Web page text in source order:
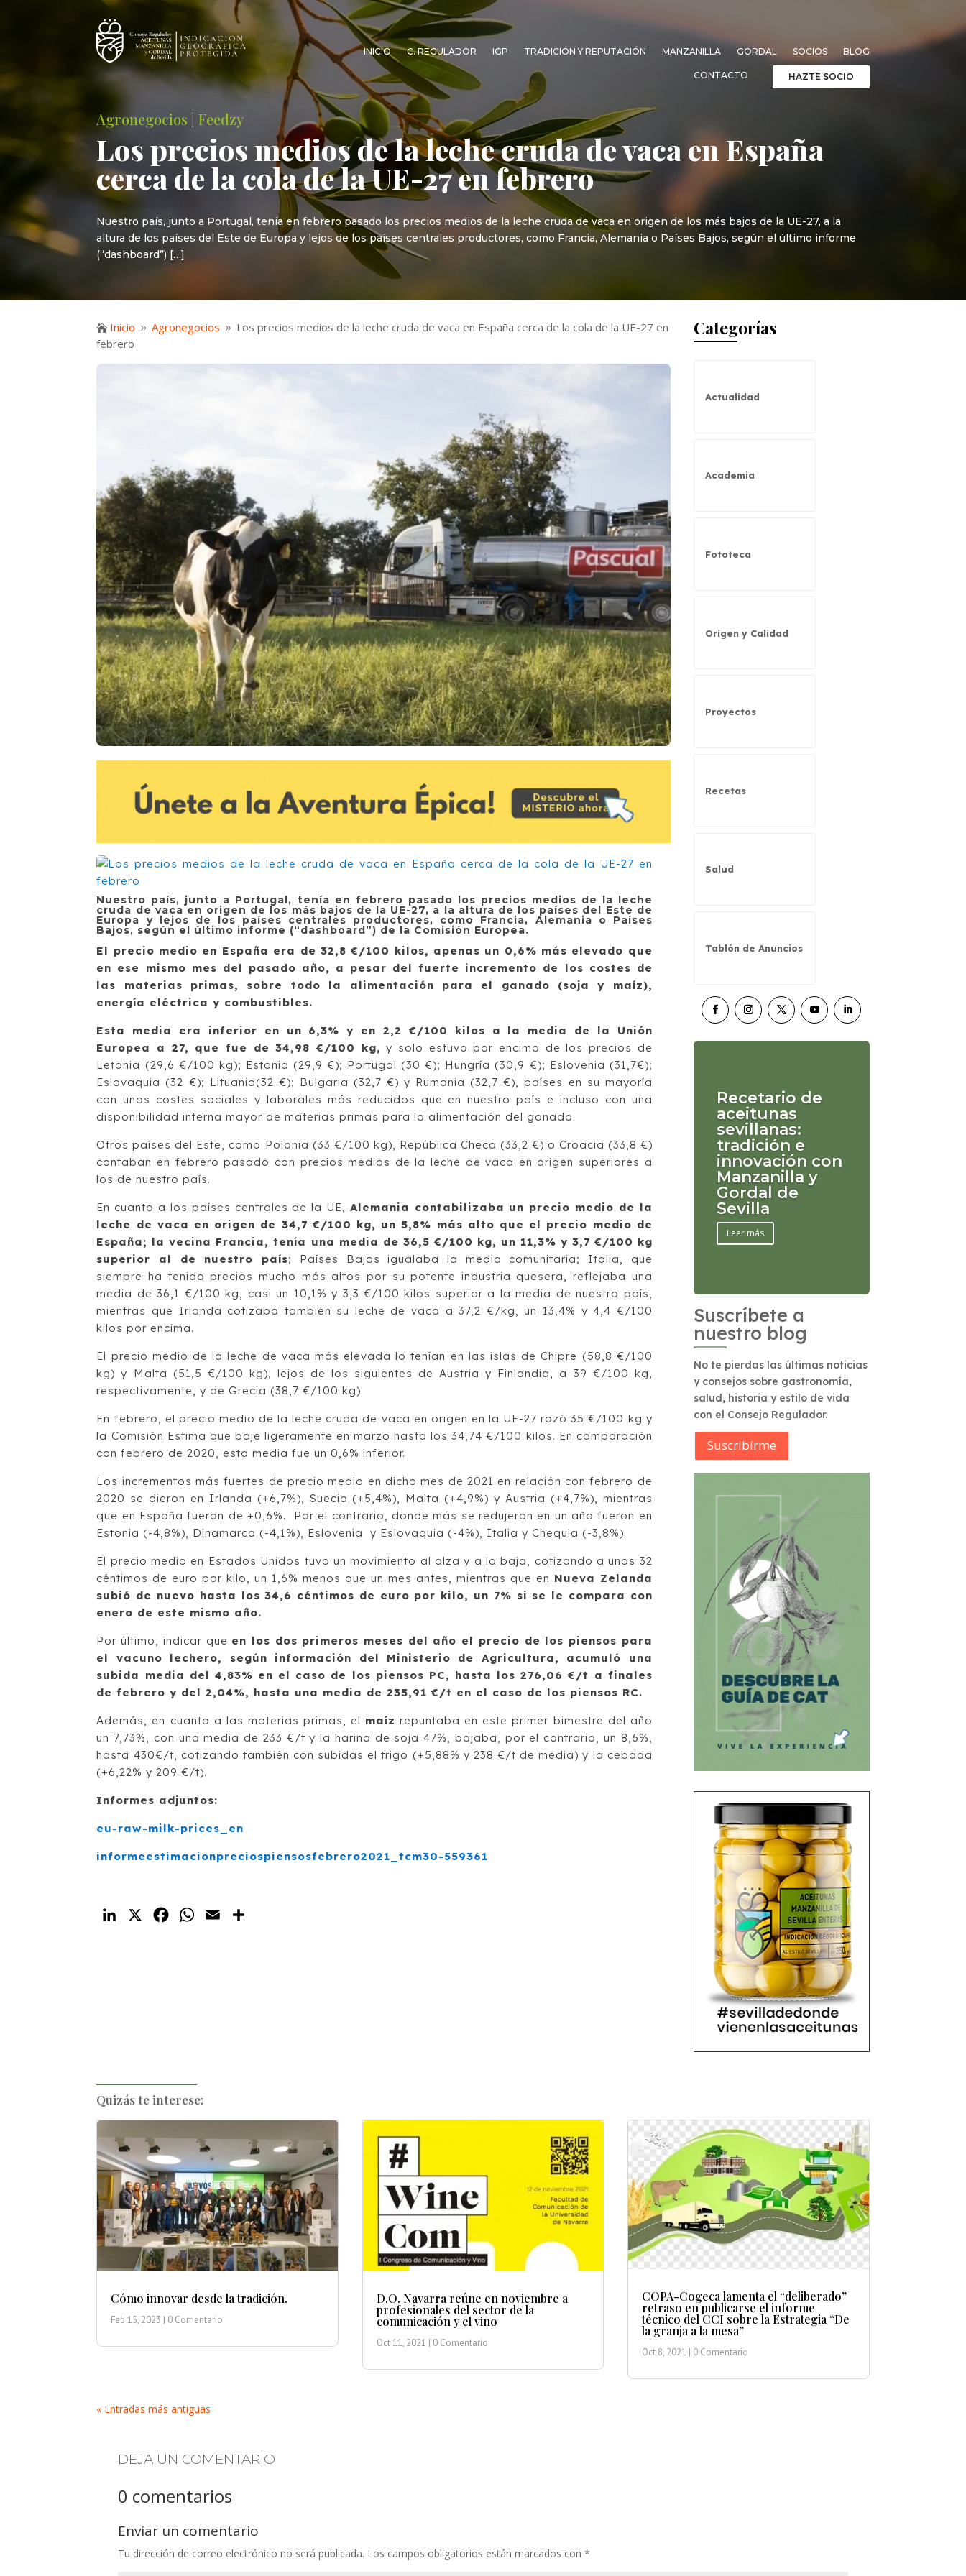
INICIO C. REGULADOR IGP TRADICIÓN Y REPUTACIÓN MANZANILLA GORDAL SOCIOS BLOG
CONTACTO HAZTE SOCIO
Agronegocios |Feedzy
Los precios medios de la leche cruda de vaca en España
cerca de la cola de la UE-27 en febrero
Nuestro país, junto a Portugal, tenía en febrero pasado los precios medios de la leche cruda de vaca en origen de los más bajos de la UE-27, a la
altura de los países del Este de Europa y lejos de los países centrales productores, como Francia, Alemania o Países Bajos, según el último informe
(“dashboard”) […]
 Inicio 9 Agronegocios 9 Los precios medios de la leche cruda de vaca en España cerca de la cola de la UE-27 en
febrero
Nuestro país, junto a Portugal, tenía en febrero pasado los precios medios de la leche
cruda de vaca en origen de los más bajos de la UE-27, a la altura de los países del Este de
Europa y lejos de los países centrales productores, como Francia, Alemania o Países
Bajos, según el último informe (“dashboard”) de la Comisión Europea.
El precio medio en España era de 32,8 €/100 kilos, apenas un 0,6% más elevado que
en ese mismo mes del pasado año, a pesar del fuerte incremento de los costes de
las materias primas, sobre todo la alimentación para el ganado (soja y maíz),
energía eléctrica y combustibles.
Esta media era inferior en un 6,3% y en 2,2 €/100 kilos a la media de la Unión
Europea a 27, que fue de 34,98 €/100 kg, y solo estuvo por encima de los precios de
Letonia (29,6 €/100 kg); Estonia (29,9 €); Portugal (30 €); Hungría (30,9 €); Eslovenia (31,7€);
Eslovaquia (32 €); Lituania(32 €); Bulgaria (32,7 €) y Rumania (32,7 €), países en su mayoría
con unos costes sociales y laborales más reducidos que en nuestro país e incluso con una
disponibilidad interna mayor de materias primas para la alimentación del ganado.
Otros países del Este, como Polonia (33 €/100 kg), República Checa (33,2 €) o Croacia (33,8 €)
contaban en febrero pasado con precios medios de la leche de vaca en origen superiores a
los de nuestro país.
En cuanto a los países centrales de la UE, Alemania contabilizaba un precio medio de la
leche de vaca en origen de 34,7 €/100 kg, un 5,8% más alto que el precio medio de
España; la vecina Francia, tenía una media de 36,5 €/100 kg, un 11,3% y 3,7 €/100 kg
superior al de nuestro país; Países Bajos igualaba la media comunitaria; Italia, que
siempre ha tenido precios mucho más altos por su potente industria quesera, reflejaba una
media de 36,1 €/100 kg, casi un 10,1% y 3,3 €/100 kilos superior a la media de nuestro país,
mientras que Irlanda cotizaba también su leche de vaca a 37,2 €/kg, un 13,4% y 4,4 €/100
kilos por encima.
El precio medio de la leche de vaca más elevada lo tenían en las islas de Chipre (58,8 €/100
kg) y Malta (51,5 €/100 kg), lejos de los siguientes de Austria y Finlandia, a 39 €/100 kg,
respectivamente, y de Grecia (38,7 €/100 kg).
En febrero, el precio medio de la leche cruda de vaca en origen en la UE-27 rozó 35 €/100 kg y
la Comisión Estima que baje ligeramente en marzo hasta los 34,74 €/100 kilos. En comparación
con febrero de 2020, esta media fue un 0,6% inferior.
Los incrementos más fuertes de precio medio en dicho mes de 2021 en relación con febrero de
2020 se dieron en Irlanda (+6,7%), Suecia (+5,4%), Malta (+4,9%) y Austria (+4,7%), mientras
que en España fueron de +0,6%. Por el contrario, donde más se redujeron en un año fueron en
Estonia (-4,8%), Dinamarca (-4,1%), Eslovenia y Eslovaquia (-4%), Italia y Chequia (-3,8%).
El precio medio en Estados Unidos tuvo un movimiento al alza y a la baja, cotizando a unos 32
céntimos de euro por kilo, un 1,6% menos que un mes antes, mientras que en Nueva Zelanda
subió de nuevo hasta los 34,6 céntimos de euro por kilo, un 7% si se le compara con
enero de este mismo año.
Por último, indicar que en los dos primeros meses del año el precio de los piensos para
el vacuno lechero, según información del Ministerio de Agricultura, acumuló una
subida media del 4,83% en el caso de los piensos PC, hasta los 276,06 €/t a finales
de febrero y del 2,04%, hasta una media de 235,91 €/t en el caso de los piensos RC.
Además, en cuanto a las materias primas, el maíz repuntaba en este primer bimestre del año
un 7,73%, con una media de 233 €/t y la harina de soja 47%, bajaba, por el contrario, un 8,6%,
hasta 430€/t, cotizando también con subidas el trigo (+5,88% y 238 €/t de media) y la cebada
(+6,22% y 209 €/t).
Informes adjuntos:
eu-raw-milk-prices_en
informeestimacionpreciospiensosfebrero2021_tcm30-559361
LinkedIn
X FacebookWhatsApp
Email
Categorías
Actualidad
Academia
Fototeca
Origen y Calidad
Proyectos
Recetas
Salud
Tablón de Anuncios
Recetario de
aceitunas
sevillanas:
tradición e
innovación con
Manzanilla y
Gordal de
Sevilla
Leer más
Suscríbete a
nuestro blog
No te pierdas las últimas noticias
y consejos sobre gastronomía,
salud, historia y estilo de vida
con el Consejo Regulador.
Suscribírme
Quizás te interese:
Cómo innovar desde la tradición.
Feb 15, 2023 | 0 Comentario
D.O. Navarra reúne en noviembre a
profesionales del sector de la
comunicación y el vino
Oct 11, 2021 | 0 Comentario
COPA-Cogeca lamenta el “deliberado”
retraso en publicarse el informe
técnico del CCI sobre la Estrategia “De
la granja a la mesa”
Oct 8, 2021 | 0 Comentario
« Entradas más antiguas
DEJA UN COMENTARIO
0 comentarios
Enviar un comentario
Tu dirección de correo electrónico no será publicada. Los campos obligatorios están marcados con*